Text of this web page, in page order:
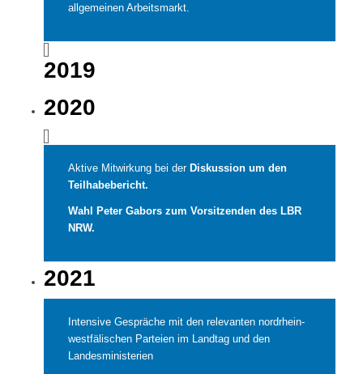
allgemeinen Arbeitsmarkt.
2019
2020
Aktive Mitwirkung bei der Diskussion um den
Teilhabebericht.
Wahl Peter Gabors zum Vorsitzenden des LBR
NRW.
2021
Intensive Gespräche mit den relevanten nordrhein-
westfälischen Parteien im Landtag und den
Landesministerien